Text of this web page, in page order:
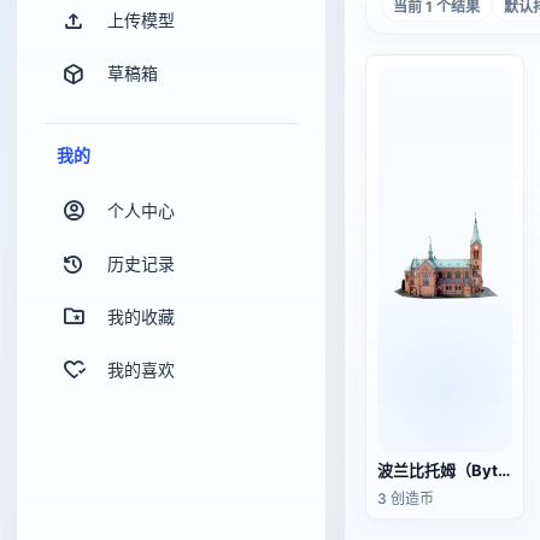
上传模型
草稿箱
我的
个人中心
历史记录
我的收藏
我的喜欢
当前 1 个结果 默认
波兰比托姆（Bytom）圣心教堂
3 创造币